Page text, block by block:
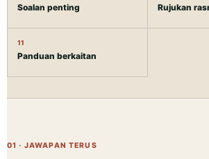
Soalan penting Rujukan
11
Panduan berkaitan
01 · JAWAPAN TERUS